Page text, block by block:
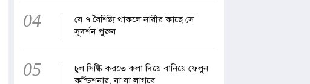
04
যে ৭ বৈশিষ্ট্য থাকলে নারীর কাছে সে
সুদর্শন পুরুষ
05
চুল সিল্কি করতে কলা দিয়ে বানিয়ে ফেলুন
কন্ডিশনার, যা যা লাগবে